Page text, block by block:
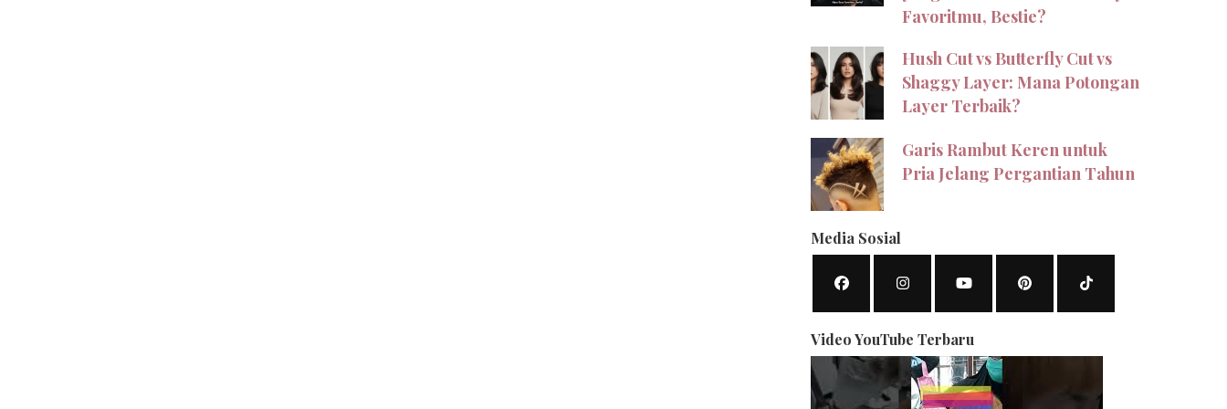
Favoritmu, Bestie?
Hush Cut vs Butterfly Cut vs
Shaggy Layer: Mana Potongan
Layer Terbaik?
Garis Rambut Keren untuk
Pria Jelang Pergantian Tahun
Media Sosial
Video YouTube Terbaru